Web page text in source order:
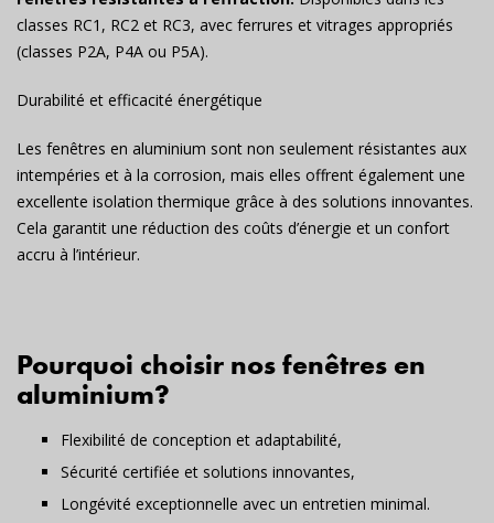
classes RC1, RC2 et RC3, avec ferrures et vitrages appropriés
(classes P2A, P4A ou P5A).
Durabilité et efficacité énergétique
Les fenêtres en aluminium sont non seulement résistantes aux
intempéries et à la corrosion, mais elles offrent également une
excellente isolation thermique grâce à des solutions innovantes.
Cela garantit une réduction des coûts d’énergie et un confort
accru à l’intérieur.
Pourquoi choisir nos fenêtres en
aluminium?
Flexibilité de conception et adaptabilité,
Sécurité certifiée et solutions innovantes,
Longévité exceptionnelle avec un entretien minimal.